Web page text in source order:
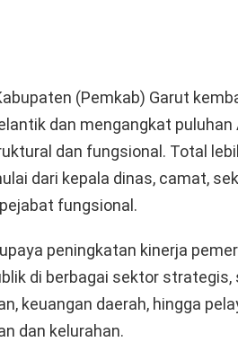
(Pemkab) Garut
dan mengangkat puluhan
dan fungsional. Total
dari kepala dinas, camat,
fungsional.
peningkatan kinerja
di berbagai sektor strategis,
keuangan daerah, hingga
dan kelurahan.